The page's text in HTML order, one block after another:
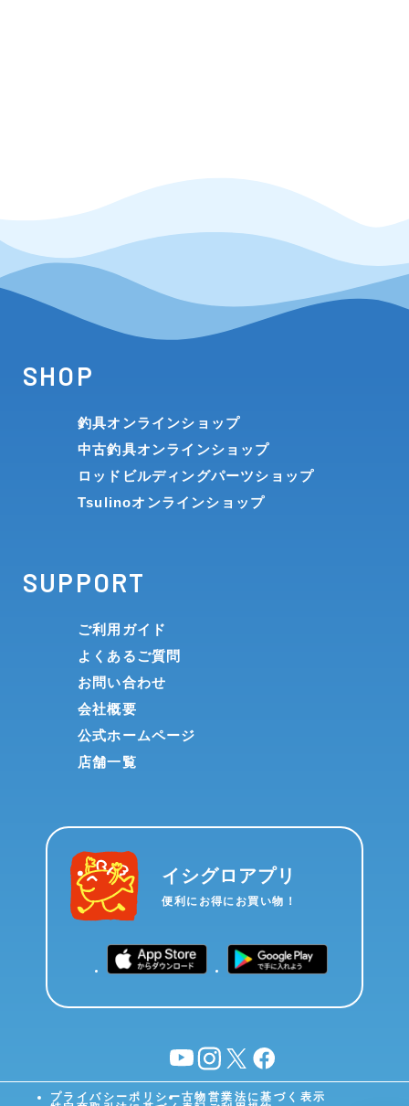
SHOP
釣具オンラインショップ
中古釣具オンラインショップ
ロッドビルディングパーツショップ
Tsulinoオンラインショップ
SUPPORT
ご利用ガイド
よくあるご質問
お問い合わせ
会社概要
公式ホームページ
店舗一覧
イシグロアプリ
便利にお得にお買い物！
YouTubeinstagram
X facebook
プライバシーポリシー古物営業法に基づく表示